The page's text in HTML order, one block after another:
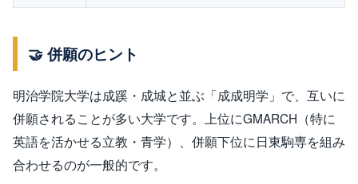
🤝 併願のヒント
明治学院大学は成蹊・成城と並ぶ「成成明学」で、互いに
併願されることが多い大学です。上位にGMARCH（特に
英語を活かせる立教・青学）、併願下位に日東駒専を組み
合わせるのが一般的です。